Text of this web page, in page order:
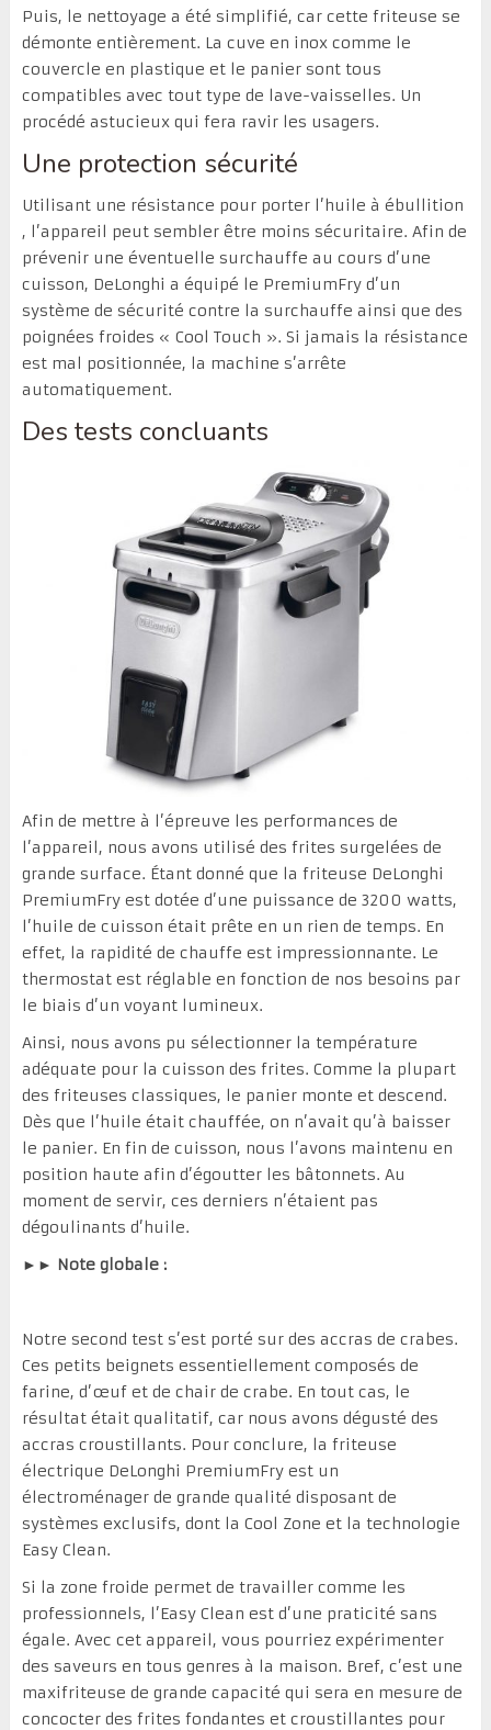
Puis, le nettoyage a été simplifié, car cette friteuse se
démonte entièrement. La cuve en inox comme le
couvercle en plastique et le panier sont tous
compatibles avec tout type de lave-vaisselles. Un
procédé astucieux qui fera ravir les usagers.
Une protection sécurité
Utilisant une résistance pour porter l’huile à ébullition
, l’appareil peut sembler être moins sécuritaire. Afin de
prévenir une éventuelle surchauffe au cours d’une
cuisson, DeLonghi a équipé le PremiumFry d’un
système de sécurité contre la surchauffe ainsi que des
poignées froides « Cool Touch ». Si jamais la résistance
est mal positionnée, la machine s’arrête
automatiquement.
Des tests concluants
Afin de mettre à l’épreuve les performances de
l’appareil, nous avons utilisé des frites surgelées de
grande surface. Étant donné que la friteuse DeLonghi
PremiumFry est dotée d’une puissance de 3200 watts,
l’huile de cuisson était prête en un rien de temps. En
effet, la rapidité de chauffe est impressionnante. Le
thermostat est réglable en fonction de nos besoins par
le biais d’un voyant lumineux.
Ainsi, nous avons pu sélectionner la température
adéquate pour la cuisson des frites. Comme la plupart
des friteuses classiques, le panier monte et descend.
Dès que l’huile était chauffée, on n’avait qu’à baisser
le panier. En fin de cuisson, nous l’avons maintenu en
position haute afin d’égoutter les bâtonnets. Au
moment de servir, ces derniers n’étaient pas
dégoulinants d’huile.
►► Note globale :
Notre second test s’est porté sur des accras de crabes.
Ces petits beignets essentiellement composés de
farine, d’œuf et de chair de crabe. En tout cas, le
résultat était qualitatif, car nous avons dégusté des
accras croustillants. Pour conclure, la friteuse
électrique DeLonghi PremiumFry est un
électroménager de grande qualité disposant de
systèmes exclusifs, dont la Cool Zone et la technologie
Easy Clean.
Si la zone froide permet de travailler comme les
professionnels, l’Easy Clean est d’une praticité sans
égale. Avec cet appareil, vous pourriez expérimenter
des saveurs en tous genres à la maison. Bref, c’est une
maxifriteuse de grande capacité qui sera en mesure de
concocter des frites fondantes et croustillantes pour